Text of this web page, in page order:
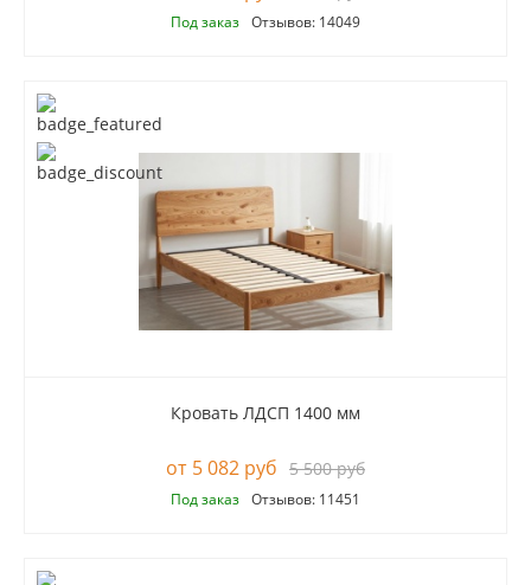
Под заказ Отзывов: 14049
Кровать ЛДСП 1400 мм
5 082 руб 5 500 руб
Под заказ Отзывов: 11451